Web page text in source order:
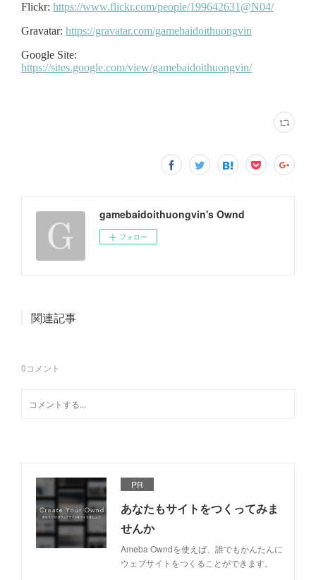
gamebaidoithuongvin's Ownd
フォロー
関連記事
0コメント
PR
あなたもサイトをつくってみま
せんか
Ameba Owndを使えば、誰でもかんたんに
ウェブサイトをつくることができます。